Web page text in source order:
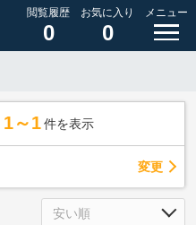
閲覧履歴
0
お気に入り
0
メニュー
1～1 件を表示
変更